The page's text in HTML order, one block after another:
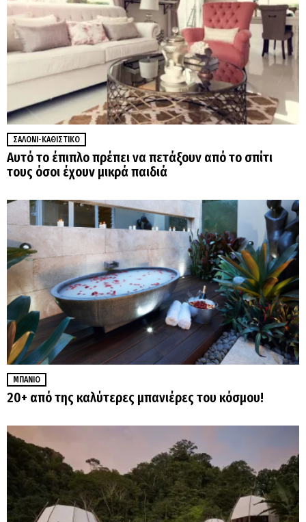
ΣΑΛΌΝΙ-ΚΑΘΙΣΤΙΚΌ
Αυτό το έπιπλο πρέπει να πετάξουν από το σπίτι
τους όσοι έχουν μικρά παιδιά
ΜΠΆΝΙΟ
20+ από της καλύτερες μπανιέρες του κόσμου!